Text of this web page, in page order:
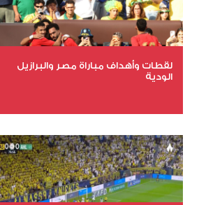
لقطات وأهداف مباراة مصر والبرازيل
الودية
عدد المشاهدات 15522